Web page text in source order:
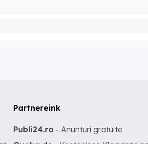
Partnereink
Publi24.ro - Anunturi gratuite